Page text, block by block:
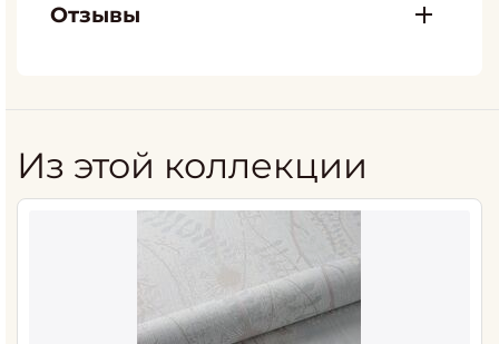
Отзывы
Из этой коллекции